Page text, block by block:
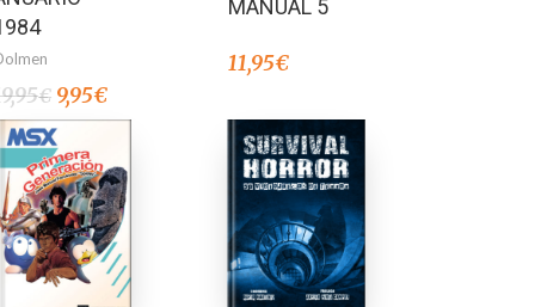
€ 9,95€
MANUAL 5
11,95€